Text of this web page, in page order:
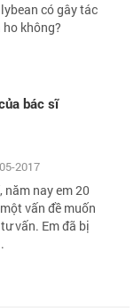
có gây tác
không?
bác sĩ
2017
năm nay em 20
vấn đề muốn
vấn. Em đã bị